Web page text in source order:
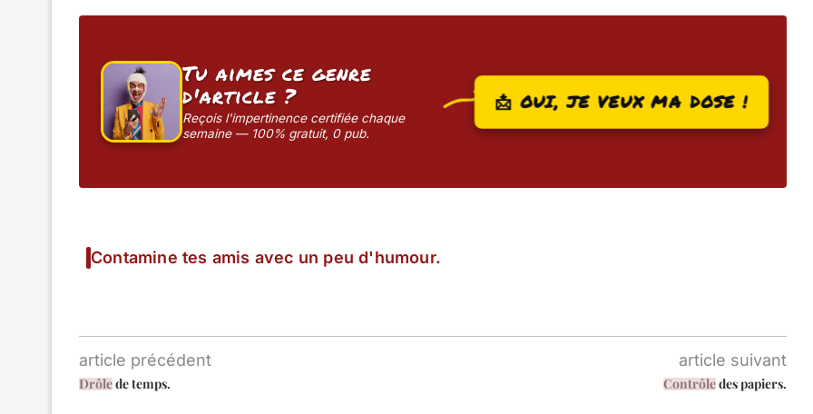
Tu aimes ce genre
d'article ?
Reçois l'impertinence certifiée chaque
semaine — 100% gratuit, 0 pub.
📩 OUI, JE VEUX MA DOSE !
Contamine tes amis avec un peu d'humour.
article précédent
Drôlede temps.
article suivant
Contrôledes papiers.